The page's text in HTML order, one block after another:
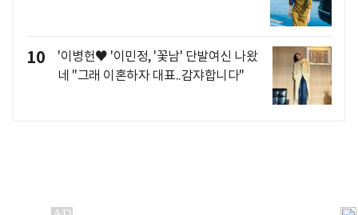
10
'이병헌♥ '이민정, '꽃남' 단발여신 나왔
네 "그래 이혼하자 대표..감쟈합니다"